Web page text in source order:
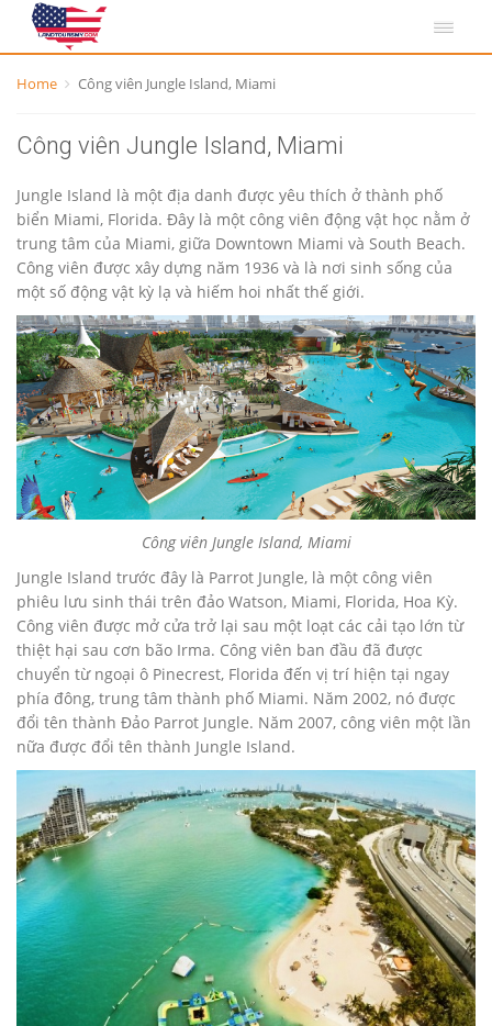
Home Công viên Jungle Island, Miami
Công viên Jungle Island, Miami
Jungle Island là một địa danh được yêu thích ở thành phố
biển Miami, Florida. Đây là một công viên động vật học nằm ở
trung tâm của Miami, giữa Downtown Miami và South Beach.
Công viên được xây dựng năm 1936 và là nơi sinh sống của
một số động vật kỳ lạ và hiếm hoi nhất thế giới.
Công viên Jungle Island, Miami
Jungle Island trước đây là Parrot Jungle, là một công viên
phiêu lưu sinh thái trên đảo Watson, Miami, Florida, Hoa Kỳ.
Công viên được mở cửa trở lại sau một loạt các cải tạo lớn từ
thiệt hại sau cơn bão Irma. Công viên ban đầu đã được
chuyển từ ngoại ô Pinecrest, Florida đến vị trí hiện tại ngay
phía đông, trung tâm thành phố Miami. Năm 2002, nó được
đổi tên thành Đảo Parrot Jungle. Năm 2007, công viên một lần
nữa được đổi tên thành Jungle Island.